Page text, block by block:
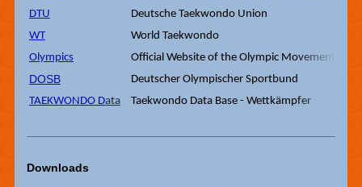
DTU
Deutsche Taekwondo Union
WT
World Taekwondo
Olympics
Official Website of the Olympic Movement
DOSB
Deutscher Olympischer Sportbund
TAEKWONDO Data Taekwondo Data Base - Wettkämpfer
Downloads